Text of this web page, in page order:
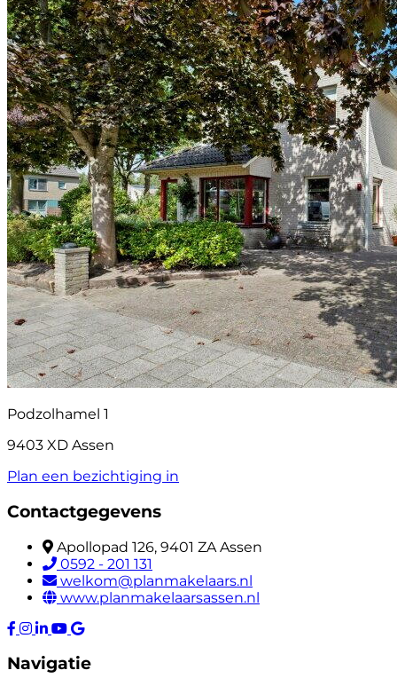
Podzolhamel 1
9403 XD Assen
Plan een bezichtiging in
Contactgegevens
Apollopad 126, 9401 ZA Assen
0592 - 201 131
welkom@planmakelaars.nl
www.planmakelaarsassen.nl
Navigatie